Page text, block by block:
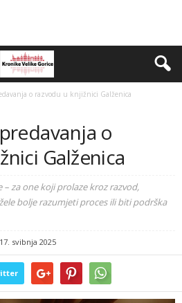
o razvodu u knjižnici Galženica
o
Galženica
– za one koji prolaze kroz razvod,
bolje razumjeti proces ili biti podrška
17. svibnja 2025